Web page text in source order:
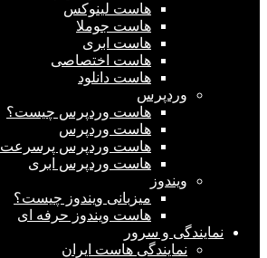
هاست لینوکس
هاست جوملا
هاست ابری
هاست اختصاصی
هاست دانلود
وردپرس
هاست وردپرس چیست؟
هاست وردپرس
هاست وردپرس پرسرعت
هاست وردپرس ابری
ویندوز
میزبانی ویندوز چیست؟
هاست ویندوز حرفه ای
نمایندگی و سرور
نمایندگی هاست ایران